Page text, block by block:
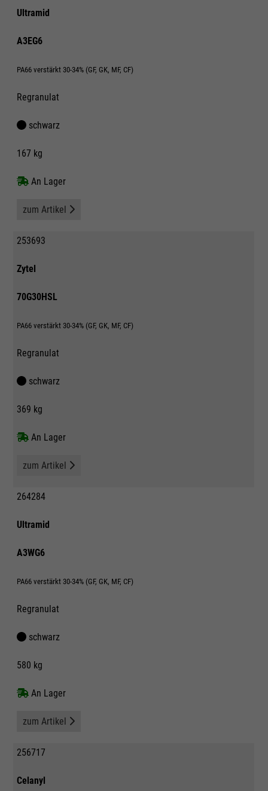
Ultramid
A3EG6
PA66 verstärkt 30-34% (GF, GK, MF, CF)
Regranulat
schwarz
167 kg
An Lager
zum Artikel
253693
Zytel
70G30HSL
PA66 verstärkt 30-34% (GF, GK, MF, CF)
Regranulat
schwarz
369 kg
An Lager
zum Artikel
264284
Ultramid
A3WG6
PA66 verstärkt 30-34% (GF, GK, MF, CF)
Regranulat
schwarz
580 kg
An Lager
zum Artikel
256717
Celanyl